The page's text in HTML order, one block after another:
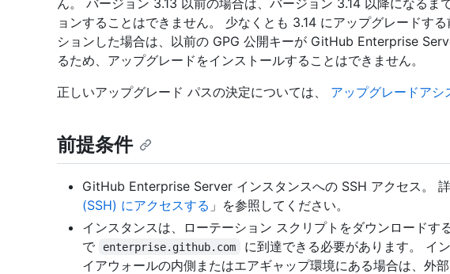
ん。 バージョン 3.13 以前の場合は、バージョン 3.14 以降になるま
ョンすることはできません。 少なくとも 3.14 にアップグレードす
ションした場合は、以前の GPG 公開キーが GitHub Enterprise
るため、アップグレードをインストールすることはできません。
正しいアップグレード パスの決定については、 アップグレードアシ
前提条件
GitHub Enterprise Server インスタンスへの SSH アクセス。
(SSH) にアクセスする 」を参照してください。
インスタンスは、ローテーション スクリプトをダウンロードす
で
enterprise.github.com
に到達できる必要があります。 イ
イアウォールの内側またはエアギャップ環境にある場合は、外